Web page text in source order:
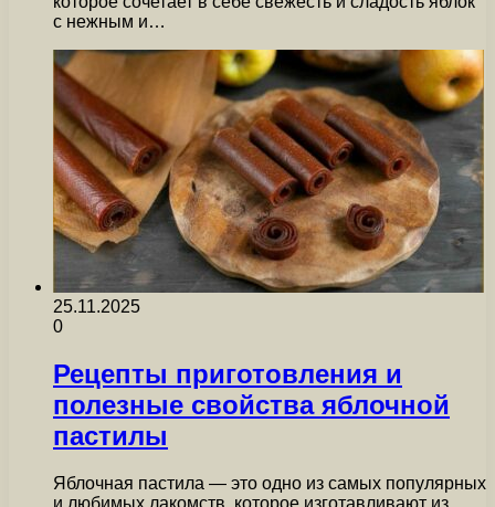
с нежным и…
25.11.2025
0
Рецепты приготовления и
полезные свойства яблочной
пастилы
Яблочная пастила — это одно из самых популярных
и любимых лакомств, которое изготавливают из